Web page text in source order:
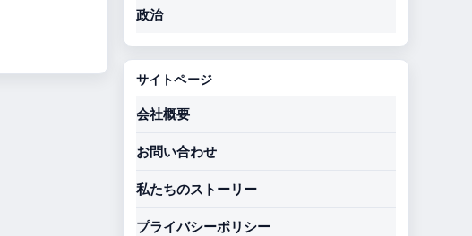
政治
サイトページ
会社概要
お問い合わせ
私たちのストーリー
プライバシーポリシー